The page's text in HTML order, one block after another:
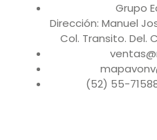
Grupo
Dirección: Manuel
Col. Transito. Del.
(52) 55-